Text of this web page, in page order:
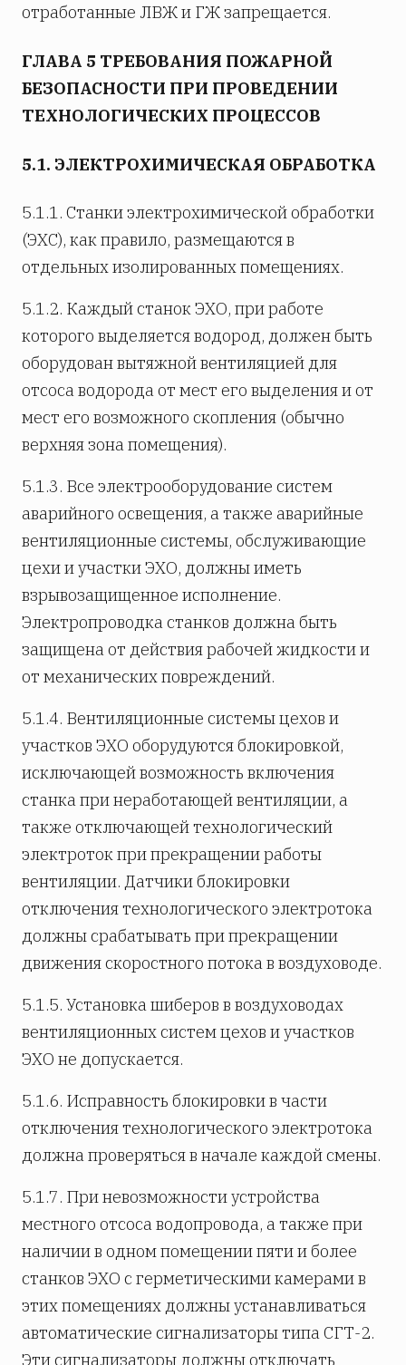
отработанные ЛВЖ и ГЖ запрещается.
ГЛАВА 5 ТРЕБОВАНИЯ ПОЖАРНОЙ
БЕЗОПАСНОСТИ ПРИ ПРОВЕДЕНИИ
ТЕХНОЛОГИЧЕСКИХ ПРОЦЕССОВ
5.1. ЭЛЕКТРОХИМИЧЕСКАЯ ОБРАБОТКА
5.1.1. Станки электрохимической обработки
(ЭХС), как правило, размещаются в
отдельных изолированных помещениях.
5.1.2. Каждый станок ЭХО, при работе
которого выделяется водород, должен быть
оборудован вытяжной вентиляцией для
отсоса водорода от мест его выделения и от
мест его возможного скопления (обычно
верхняя зона помещения).
5.1.3. Все электрооборудование систем
аварийного освещения, а также аварийные
вентиляционные системы, обслуживающие
цехи и участки ЭХО, должны иметь
взрывозащищенное исполнение.
Электропроводка станков должна быть
защищена от действия рабочей жидкости и
от механических повреждений.
5.1.4. Вентиляционные системы цехов и
участков ЭХО оборудуются блокировкой,
исключающей возможность включения
станка при неработающей вентиляции, а
также отключающей технологический
электроток при прекращении работы
вентиляции. Датчики блокировки
отключения технологического электротока
должны срабатывать при прекращении
движения скоростного потока в воздуховоде.
5.1.5. Установка шиберов в воздуховодах
вентиляционных систем цехов и участков
ЭХО не допускается.
5.1.6. Исправность блокировки в части
отключения технологического электротока
должна проверяться в начале каждой смены.
5.1.7. При невозможности устройства
местного отсоса водопровода, а также при
наличии в одном помещении пяти и более
станков ЭХО с герметическими камерами в
этих помещениях должны устанавливаться
автоматические сигнализаторы типа СГТ-2.
Эти сигнализаторы должны отключать